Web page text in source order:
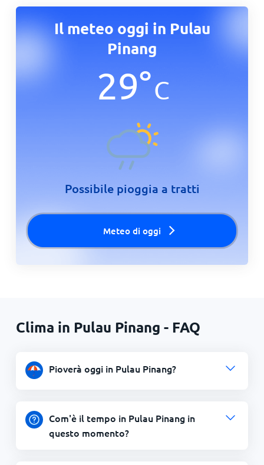
Il meteo oggi in Pulau
Pinang
29°C
Possibile pioggia a tratti
Meteo di oggi
Clima in Pulau Pinang - FAQ
Pioverà oggi in Pulau Pinang?
Com'è il tempo in Pulau Pinang in
questo momento?